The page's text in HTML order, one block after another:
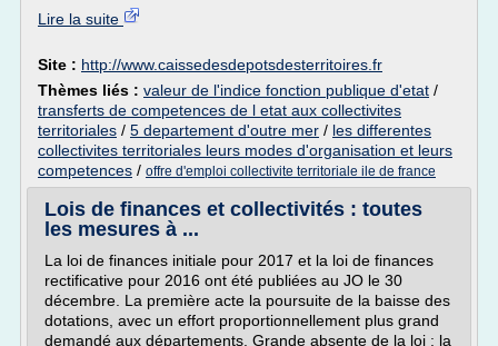
Lire la suite
Site : http://www.caissedesdepotsdesterritoires.fr
Thèmes liés : valeur de l'indice fonction publique d'etat /
transferts de competences de l etat aux collectivites
territoriales / 5 departement d'outre mer / les differentes
collectivites territoriales leurs modes d'organisation et leurs
competences / offre d'emploi collectivite territoriale ile de france
Lois de finances et collectivités : toutes
les mesures à ...
La loi de finances initiale pour 2017 et la loi de finances
rectificative pour 2016 ont été publiées au JO le 30
décembre. La première acte la poursuite de la baisse des
dotations, avec un effort proportionnellement plus grand
demandé aux départements. Grande absente de la loi : la